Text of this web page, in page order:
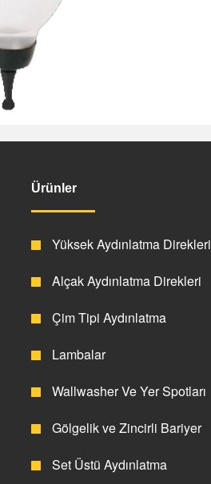
Ürünler
Yüksek Aydınlatma Direkleri
Alçak Aydınlatma Direkleri
Çim Tipi Aydınlatma
Lambalar
Wallwasher Ve Yer Spotları
Gölgelik ve Zincirli Bariyer
Set Üstü Aydınlatma